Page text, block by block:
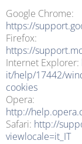
Google Chrome:
https://
Firefox:
https://
Internet Explorer:
it/help/17442/
cookies
Opera:
http://
Safari: http://
viewlocale=it_IT